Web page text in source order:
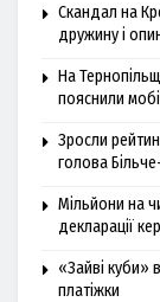
Скандал на
дружину і
На
пояснили
Зросли
голова
Мільйони на
декларації
«Зайві куби»
платіжки